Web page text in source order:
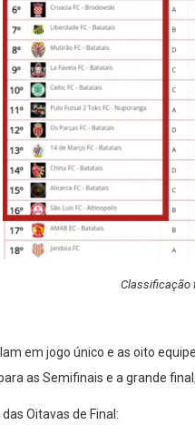
Classificação
em jogo único e as oito
as Semifinais e a grande
Oitavas de Final: